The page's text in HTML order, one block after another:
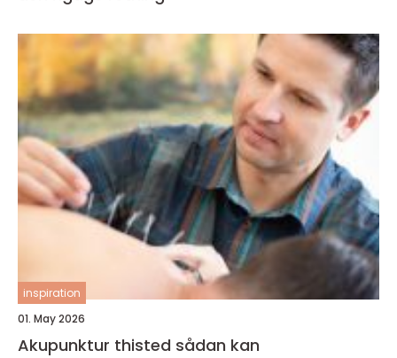
inspiration
01. May 2026
Akupunktur thisted sådan kan